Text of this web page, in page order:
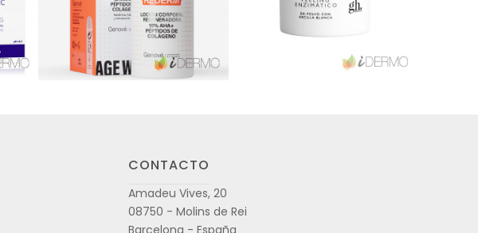
CONTACTO
Amadeu Vives, 20
08750 - Molins de Rei
Barcelona - España